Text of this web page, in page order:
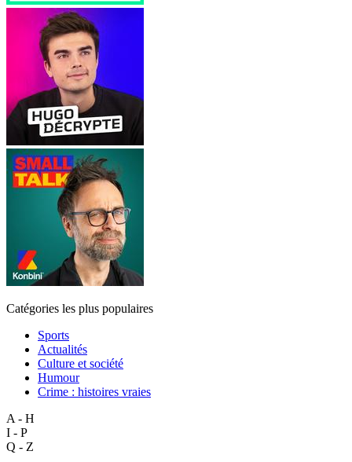
Catégories les plus populaires
Sports
Actualités
Culture et société
Humour
Crime : histoires vraies
A - H
I - P
Q - Z